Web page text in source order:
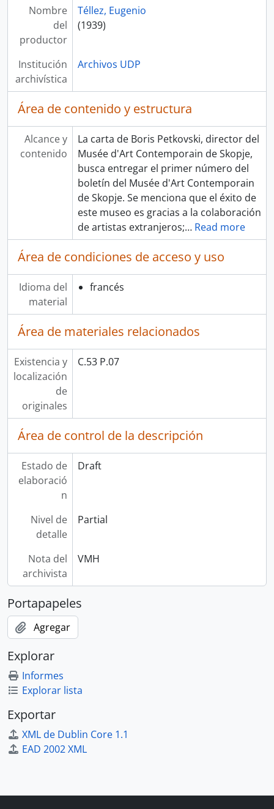
Nombre
del
productor
Téllez, Eugenio
(1939)
Institución
archivística
Archivos UDP
Área de contenido y estructura
Alcance y
contenido
La carta de Boris Petkovski, director del
Musée d'Art Contemporain de Skopje,
busca entregar el primer número del
boletín del Musée d'Art Contemporain
de Skopje. Se menciona que el éxito de
este museo es gracias a la colaboración
de artistas extranjeros;… Read more
Área de condiciones de acceso y uso
Idioma del
material
francés
Área de materiales relacionados
Existencia y
localización
de
originales
C.53 P.07
Área de control de la descripción
Estado de
elaboració
n
Draft
Nivel de
detalle
Partial
Nota del
archivista
VMH
Portapapeles
Agregar
Explorar
Informes
Explorar lista
Exportar
XML de Dublin Core 1.1
EAD 2002 XML